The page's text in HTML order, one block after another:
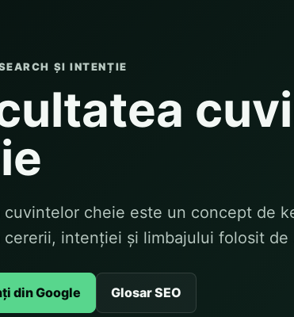
ȘI INTENȚIE
cheie este un concept de
intenției și limbajului folosit
din Google Glosar SEO